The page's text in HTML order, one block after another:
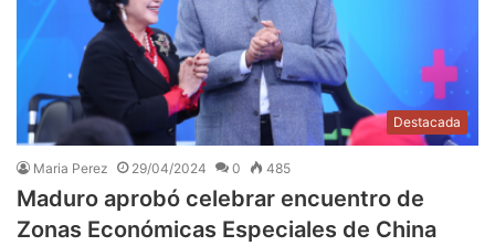
Destacada
Maria Perez 29/04/2024 0 485
Maduro aprobó celebrar encuentro de
Zonas Económicas Especiales de China